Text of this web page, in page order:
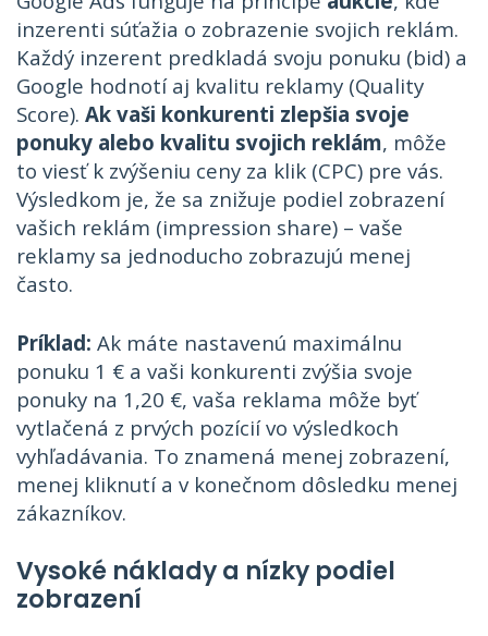
inzerenti súťažia o zobrazenie svojich reklám.
Každý inzerent predkladá svoju ponuku (bid) a
Google hodnotí aj kvalitu reklamy (Quality
Score). Ak vaši konkurenti zlepšia svoje
ponuky alebo kvalitu svojich reklám, môže
to viesť k zvýšeniu ceny za klik (CPC) pre vás.
Výsledkom je, že sa znižuje podiel zobrazení
vašich reklám (impression share) – vaše
reklamy sa jednoducho zobrazujú menej
často.
Príklad: Ak máte nastavenú maximálnu
ponuku 1 € a vaši konkurenti zvýšia svoje
ponuky na 1,20 €, vaša reklama môže byť
vytlačená z prvých pozícií vo výsledkoch
vyhľadávania. To znamená menej zobrazení,
menej kliknutí a v konečnom dôsledku menej
zákazníkov.
Vysoké náklady a nízky podiel
zobrazení